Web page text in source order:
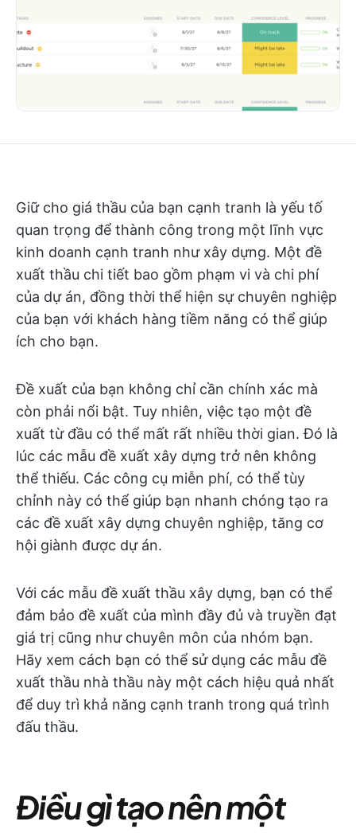
Giữ cho giá thầu của bạn cạnh tranh là yếu tố
quan trọng để thành công trong một lĩnh vực
kinh doanh cạnh tranh như xây dựng. Một đề
xuất thầu chi tiết bao gồm phạm vi và chi phí
của dự án, đồng thời thể hiện sự chuyên nghiệp
của bạn với khách hàng tiềm năng có thể giúp
ích cho bạn.
Đề xuất của bạn không chỉ cần chính xác mà
còn phải nổi bật. Tuy nhiên, việc tạo một đề
xuất từ đầu có thể mất rất nhiều thời gian. Đó là
lúc các mẫu đề xuất xây dựng trở nên không
thể thiếu. Các công cụ miễn phí, có thể tùy
chỉnh này có thể giúp bạn nhanh chóng tạo ra
các đề xuất xây dựng chuyên nghiệp, tăng cơ
hội giành được dự án.
Với các mẫu đề xuất thầu xây dựng, bạn có thể
đảm bảo đề xuất của mình đầy đủ và truyền đạt
giá trị cũng như chuyên môn của nhóm bạn.
Hãy xem cách bạn có thể sử dụng các mẫu đề
xuất thầu nhà thầu này một cách hiệu quả nhất
để duy trì khả năng cạnh tranh trong quá trình
đấu thầu.
Điều gì tạo nên một